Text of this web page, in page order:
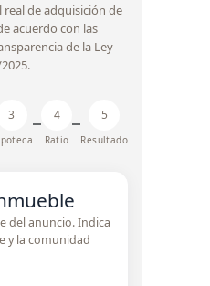
real de adquisición de
acuerdo con las
de la Ley
3 4
Ratio
5
Resultado
del anuncio. Indica
y la comunidad